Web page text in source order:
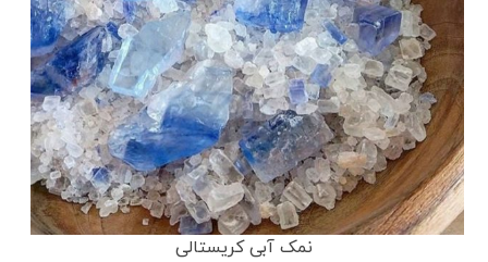
نمک آبی کریستالی